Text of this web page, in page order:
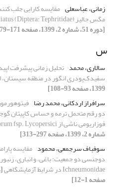
زمانی، عباسعلی مقایسه کارایی جلب
مگس جالیز Dacus ciliatus (Diptera: Tephritidae) در شهر کرمانشاه
[دوره 51، شماره 2، 1399، صفحه 171-179]
س
سالاری، محمد تحلیل زمانی پیشرفت
سفیدک‌پودری انگور در منطقه سیستان،
1399، صفحه 93-108]
سرافراز اردکانی، محمد رضا
دو رقم متحمل ترمه و حساس کاپیتان
فوزاریومی ناشی از Fusarium oxysporum fsp. Lycopersici
شماره 2، 1399، صفحه 297-313]
سوفباف سرجمعی، محمود مقایسه
Ichneumonidae در شرایط آزمایشگاهی
صفحه 1-12]